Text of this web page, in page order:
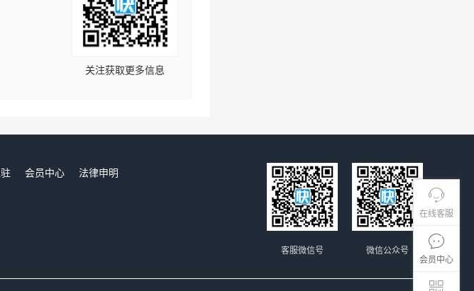
在线客服
会员中心
关注获取更多信息
会员中心
法律申明
微信公众号
客服微信号